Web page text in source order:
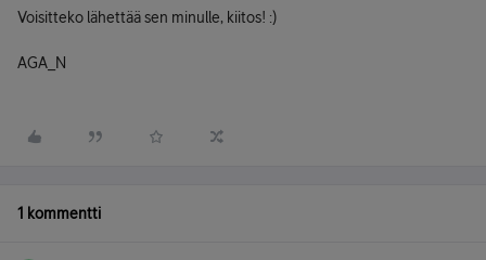
Voisitteko lähettää sen minulle, kiitos! :)
AGA_N
1 kommentti